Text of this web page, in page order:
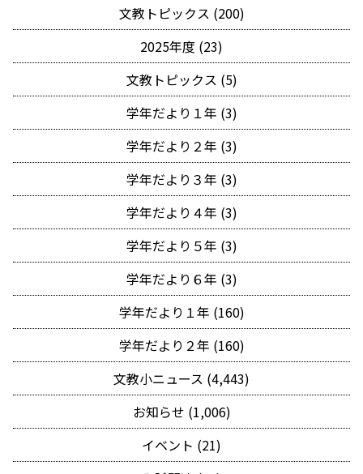
文教トピックス (200)
2025年度 (23)
文教トピックス (5)
学年だより１年 (3)
学年だより２年 (3)
学年だより３年 (3)
学年だより４年 (3)
学年だより５年 (3)
学年だより６年 (3)
学年だより１年 (160)
学年だより２年 (160)
文教小ニュース (4,443)
お知らせ (1,006)
イベント (21)